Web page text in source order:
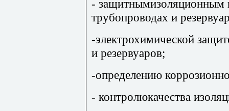
- защитнымизоляционным
трубопроводах и
-электрохимической
и резервуаров;
-определению
- контролюкачества